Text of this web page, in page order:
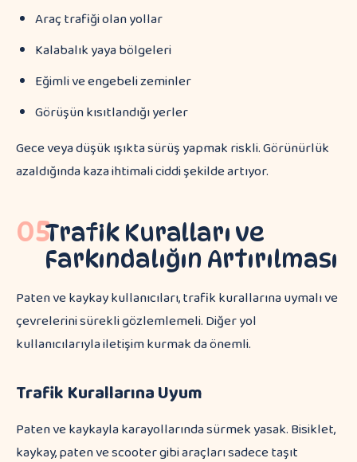
Araç trafiği olan yollar
Kalabalık yaya bölgeleri
Eğimli ve engebeli zeminler
Görüşün kısıtlandığı yerler
Gece veya düşük ışıkta sürüş yapmak riskli. Görünürlük
azaldığında kaza ihtimali ciddi şekilde artıyor.
05Trafik Kuralları ve
Farkındalığın Artırılması
Paten ve kaykay kullanıcıları, trafik kurallarına uymalı ve
çevrelerini sürekli gözlemlemeli. Diğer yol
kullanıcılarıyla iletişim kurmak da önemli.
Trafik Kurallarına Uyum
Paten ve kaykayla karayollarında sürmek yasak. Bisiklet,
kaykay, paten ve scooter gibi araçları sadece taşıt